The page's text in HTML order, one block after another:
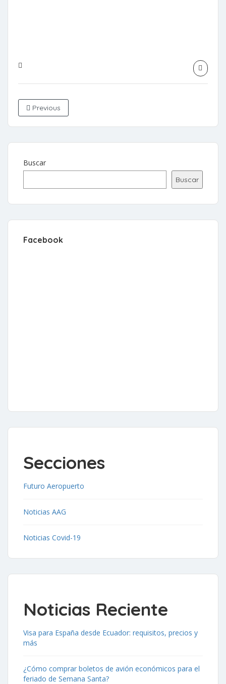
Previous
Buscar
Buscar
Facebook
Secciones
Futuro Aeropuerto
Noticias AAG
Noticias Covid-19
Noticias Reciente
Visa para España desde Ecuador: requisitos, precios y
más
¿Cómo comprar boletos de avión económicos para el
feriado de Semana Santa?